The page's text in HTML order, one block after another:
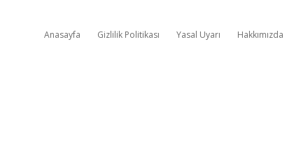
Anasayfa Gizlilik Politikası Yasal Uyarı Hakkımızda